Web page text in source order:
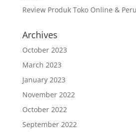
Review Produk Toko Online &
Archives
October 2023
March 2023
January 2023
November 2022
October 2022
September 2022